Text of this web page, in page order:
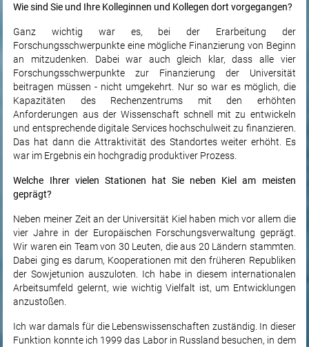
Wie sind Sie und Ihre Kolleginnen und Kollegen dort vorgegangen?
Ganz wichtig war es, bei der Erarbeitung der
Forschungsschwerpunkte eine mögliche Finanzierung von Beginn
an mitzudenken. Dabei war auch gleich klar, dass alle vier
Forschungsschwerpunkte zur Finanzierung der Universität
beitragen müssen - nicht umgekehrt. Nur so war es möglich, die
Kapazitäten des Rechenzentrums mit den erhöhten
Anforderungen aus der Wissenschaft schnell mit zu entwickeln
und entsprechende digitale Services hochschulweit zu finanzieren.
Das hat dann die Attraktivität des Standortes weiter erhöht. Es
war im Ergebnis ein hochgradig produktiver Prozess.
Welche Ihrer vielen Stationen hat Sie neben Kiel am meisten
geprägt?
Neben meiner Zeit an der Universität Kiel haben mich vor allem die
vier Jahre in der Europäischen Forschungsverwaltung geprägt.
Wir waren ein Team von 30 Leuten, die aus 20 Ländern stammten.
Dabei ging es darum, Kooperationen mit den früheren Republiken
der Sowjetunion auszuloten. Ich habe in diesem internationalen
Arbeitsumfeld gelernt, wie wichtig Vielfalt ist, um Entwicklungen
anzustoßen.
Ich war damals für die Lebenswissenschaften zuständig. In dieser
Funktion konnte ich 1999 das Labor in Russland besuchen, in dem